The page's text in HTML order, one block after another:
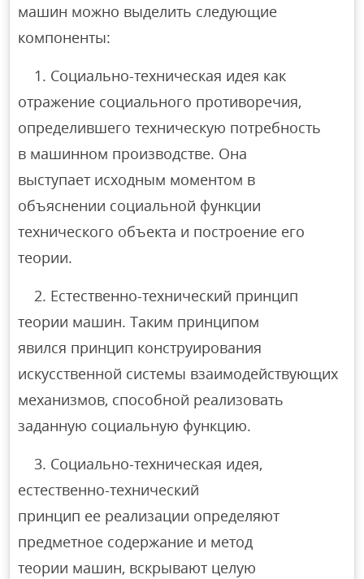
машин можно выделить следующие
компоненты:
1. Социально-техническая идея как
отражение социального противоречия,
определившего техническую потребность
в машинном производстве. Она
выступает исходным моментом в
объяснении социальной функции
технического объекта и построение его
теории.
2. Естественно-технический принцип
теории машин. Таким принципом
явился принцип конструирования
искусственной системы взаимодействующих
механизмов, способной реализовать
заданную социальную функцию.
3. Социально-техническая идея,
естественно-технический
принцип ее реализации определяют
предметное содержание и метод
теории машин, вскрывают целую